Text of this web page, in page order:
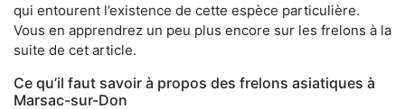
qui entourent l’existence de cette espèce particulière.
Vous en apprendrez un peu plus encore sur les frelons à la
suite de cet article.
Ce qu’il faut savoir à propos des frelons asiatiques à
Marsac-sur-Don